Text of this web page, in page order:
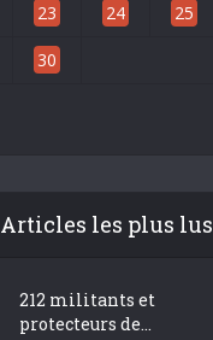
23 24 25
30
Articles les plus lus
212 militants et
protecteurs de...